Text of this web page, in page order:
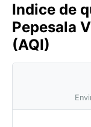
Indice de
Pepesala
(AQI)